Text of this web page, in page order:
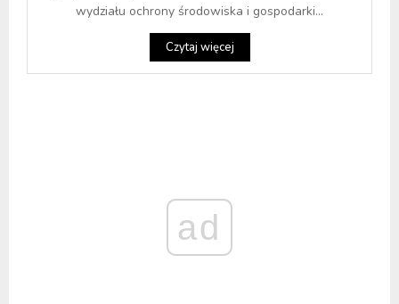
wydziału ochrony środowiska i gospodarki...
Czytaj więcej
ad